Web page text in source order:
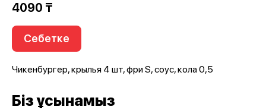
4090 ₸
Себетке
Чикенбургер, крылья 4 шт, фри S, соус, кола 0,5
Біз ұсынамыз